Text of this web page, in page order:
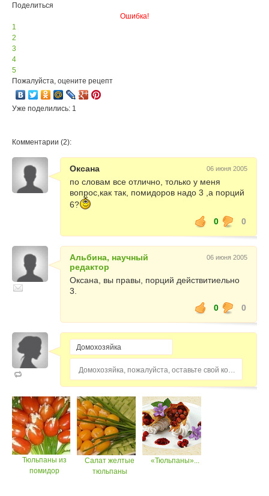
Поделиться
Ошибка!
1
2
3
4
5
Пожалуйста, оцените рецепт
Уже поделились: 1
Комментарии (2):
Оксана 06 июня 2005
по словам все отлично, только у меня
вопрос,как так, помидоров надо 3 ,а порций
6?
0
0
Альбина, научный
редактор
06 июня 2005
Оксана, вы правы, порций действитиельно
3.
0
0
Домохозяйка, пожалуйста, оставьте свой комментарий...
Тюльпаны из
помидор
Салат желтые
тюльпаны
«Тюльпаны»...